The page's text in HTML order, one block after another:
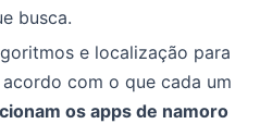
busca.
e localização para
com o que cada um
os apps de namoro